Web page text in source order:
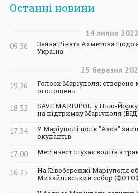
Останні новини
14 липня 2022
09:56
Заява Ріната Ахметова щодо
Україна
25 березня
19:26
Голоси Маріуполя: створено
оголошень
18:32
SAVE MARIUPOL: у Нью-
на підтримку Маріуполя
17:34
У Маріуполі полк "Азов"
окупантів
17:00 Метінвест шукає водіїв з
16:25
На Лівобережжі Маріуполя
Михайлівський собор